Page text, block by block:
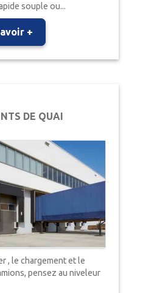
souple ou...
+
DE QUAI
, le chargement et le
pensez au niveleur